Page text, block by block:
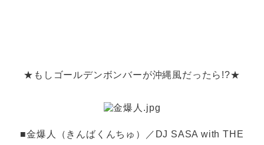
★もしゴールデンボンバーが沖縄風だったら!?★
■金爆人（きんばくんちゅ）／DJ SASA with THE